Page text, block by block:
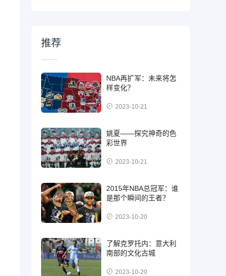
推荐
NBA再扩军：未来将怎
样变化？
2023-10-21
姚夏——探究神奇的色
彩世界
2023-10-21
2015年NBA总冠军：谁
是那个瞬间的王者？
2023-10-20
了解克罗托内：意大利
南部的文化古城
2023-10-20